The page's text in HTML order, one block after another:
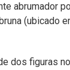
abrumador
(ubicado
dos figuras